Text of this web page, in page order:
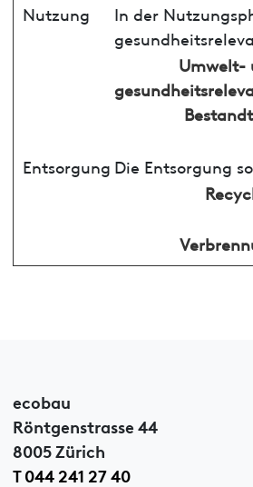
Nutzung
In der
Umwelt-
Entsorgung Die Entsorgung
ecobau
Röntgenstrasse 44
8005 Zürich
T 044 241 27 40